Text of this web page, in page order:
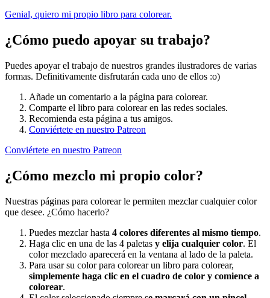
Genial, quiero mi propio libro para colorear.
¿Cómo puedo apoyar su trabajo?
Puedes apoyar el trabajo de nuestros grandes ilustradores de varias
formas. Definitivamente disfrutarán cada uno de ellos :o)
Añade un comentario a la página para colorear.
Comparte el libro para colorear en las redes sociales.
Recomienda esta página a tus amigos.
Conviértete en nuestro Patreon
Conviértete en nuestro Patreon
¿Cómo mezclo mi propio color?
Nuestras páginas para colorear le permiten mezclar cualquier color
que desee. ¿Cómo hacerlo?
Puedes mezclar hasta 4 colores diferentes al mismo tiempo.
Haga clic en una de las 4 paletas y elija cualquier color. El
color mezclado aparecerá en la ventana al lado de la paleta.
Para usar su color para colorear un libro para colorear,
simplemente haga clic en el cuadro de color y comience a
colorear.